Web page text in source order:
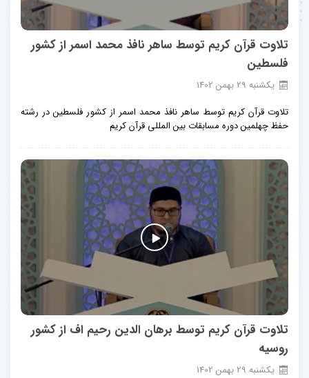
تلاوت قرآن کریم توسط ساهر نافذ محمد اسمر از کشور
فلسطین
يكشنبه 29 بهمن 1402
تلاوت قرآن کریم توسط ساهر نافذ محمد اسمر از کشور فلسطین در رشته
حفظ چهلمین دوره مسابقات بین المللی قرآن کریم
تلاوت قرآن کریم توسط برهان الدین رحیم اف از کشور
روسیه
يكشنبه 29 بهمن 1402